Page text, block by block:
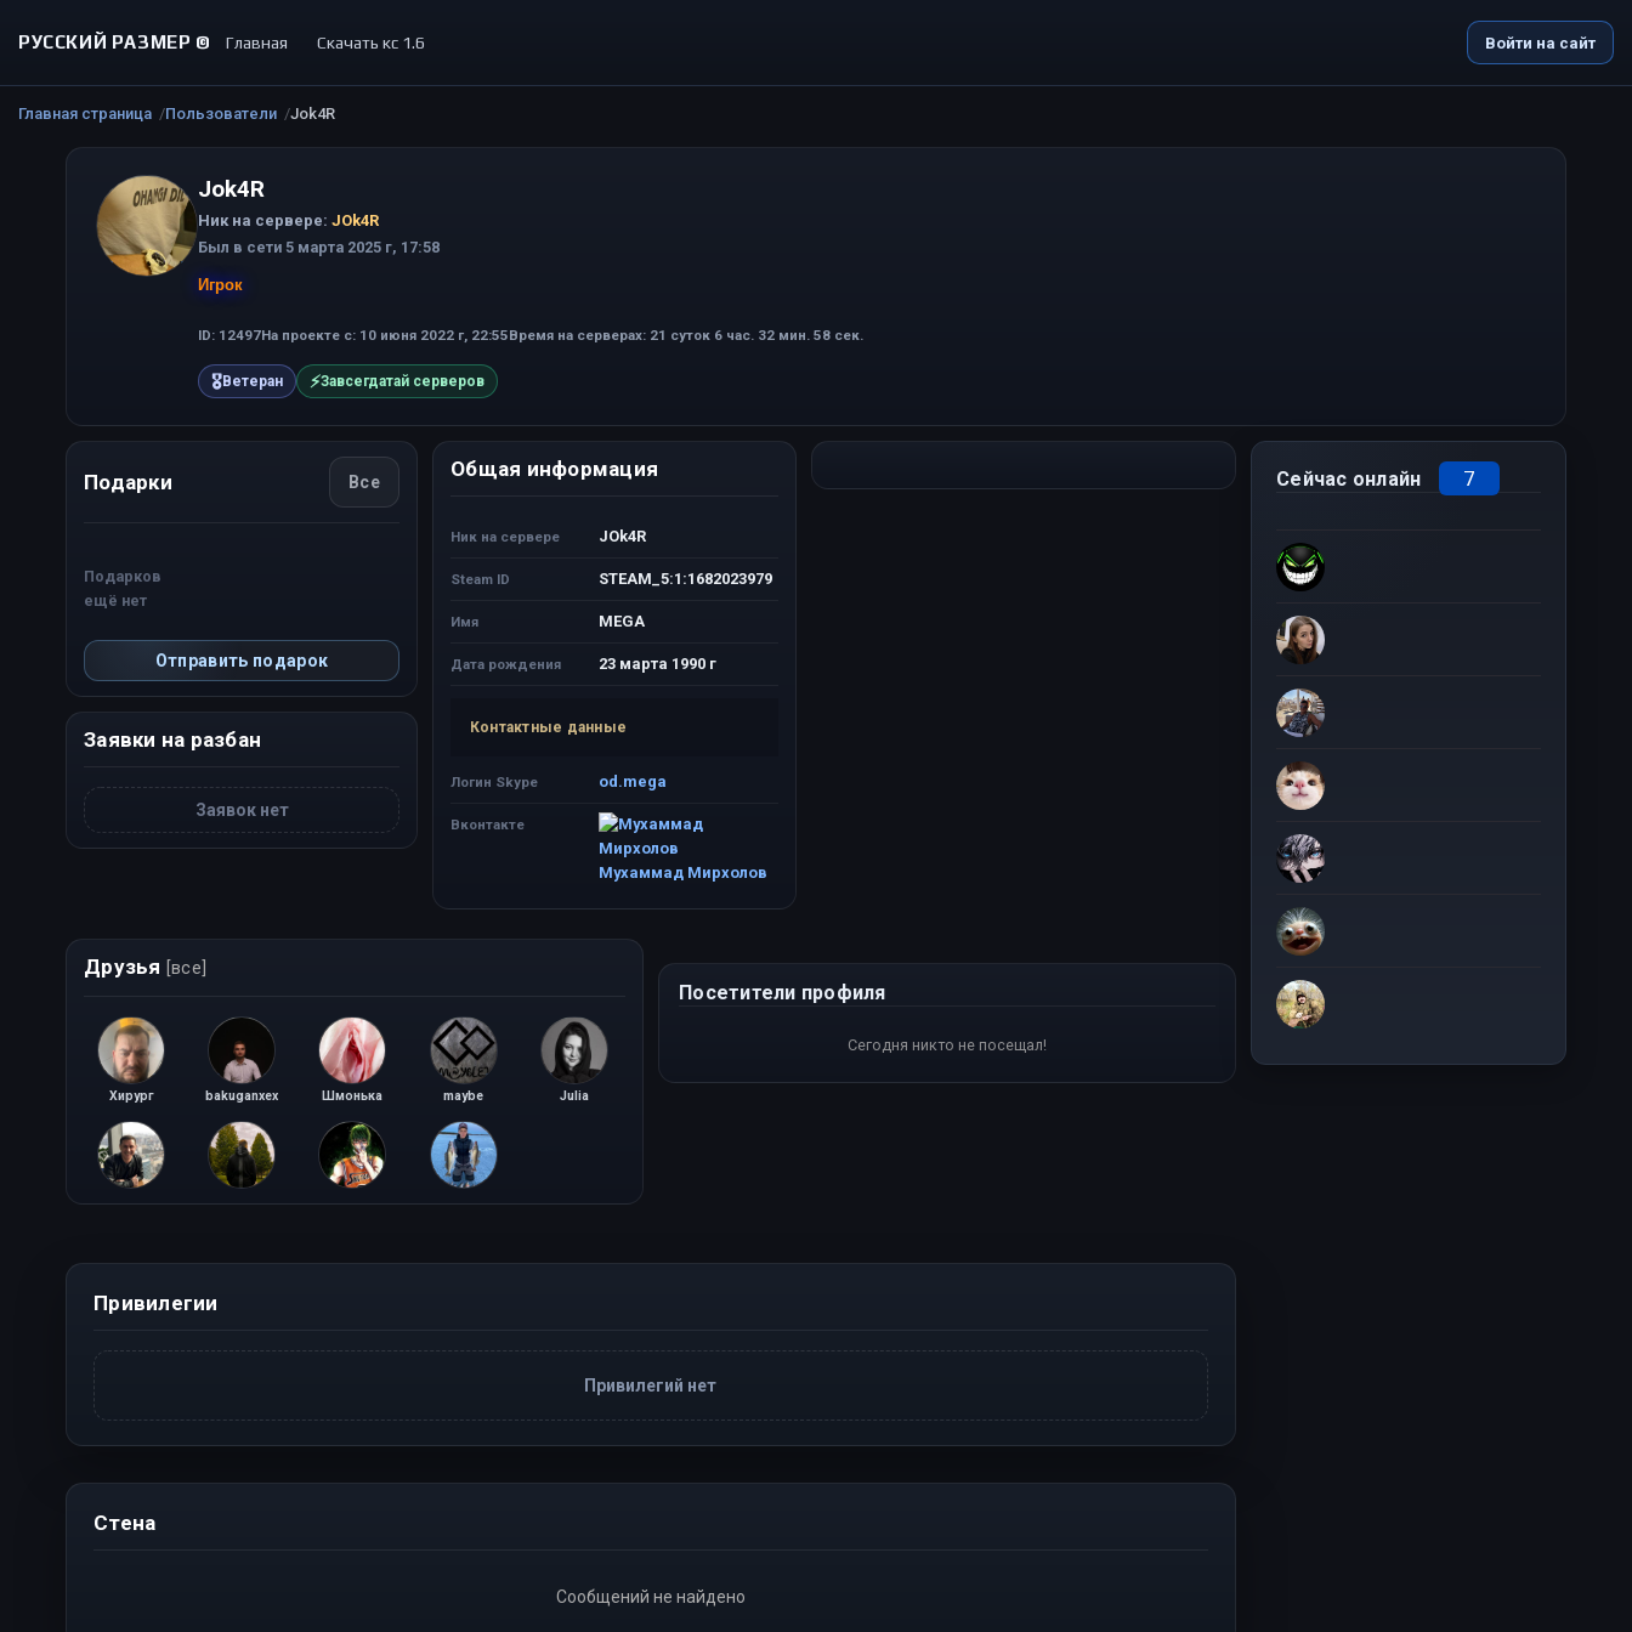
РУССКИЙ РАЗМЕР © Главная Скачать кс 1.6 Войти на сайт
Главная страница Пользователи Jok4R
Jok4R
Ник на сервере: JOk4R
Был в сети 5 марта 2025 г, 17:58
Игрок
ID: 12497На проекте с: 10 июня 2022 г, 22:55Время на серверах: 21 суток 6 час. 32 мин. 58 сек.
🎖Ветеран ⚡Завсегдатай серверов
Подарки Все
Подарков
ещё нет
Отправить подарок
Заявки на разбан
Заявок нет
Общая информация
Ник на сервере JOk4R
Steam ID STEAM_5:1:1682023979
Имя MEGA
Дата рождения 23 марта 1990 г
Контактные данные
Логин Skype od.mega
Вконтакте
Мухаммад Мирхолов
Друзья [все]
Хирург bakuganxex Шмонька maybe Julia
DEN 4ik Devo4ka Demon twixer
Посетители профиля
Сегодня никто не посещал!
Сейчас онлайн 7
Привилегии
Привилегий нет
Стена
Сообщений не найдено